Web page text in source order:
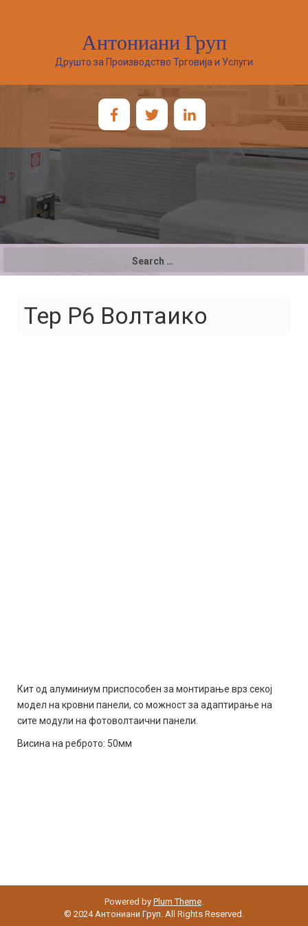
Антониани Груп
Друшто за Производство Трговија и Услуги
Тер Р6 Волтаико
Кит од алуминиум приспособен за монтирање врз секој
модел на кровни панели, со можност за адаптирање на
сите модули на фотоволтаични панели.
Висина на реброто: 50мм
Powered by Plum Theme.
© 2024 Антониани Груп. All Rights Reserved.